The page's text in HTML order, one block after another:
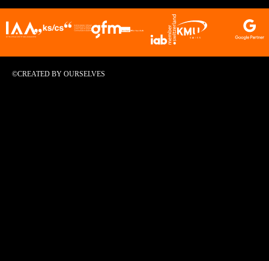
©CREATED BY OURSELVES